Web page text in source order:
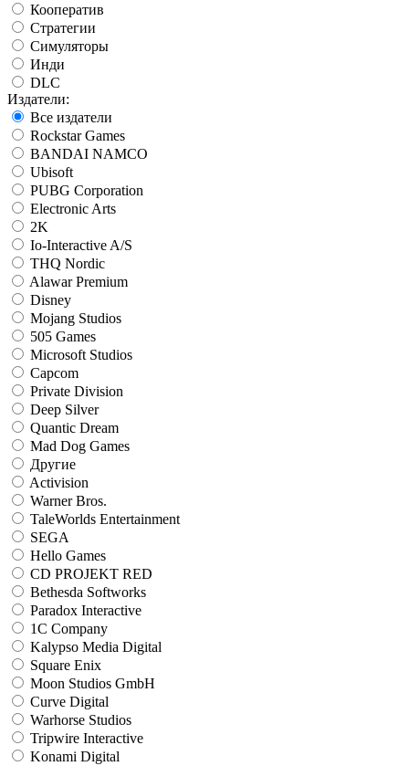
Кооператив
Стратегии
Симуляторы
Инди
DLC
Издатели:
Все издатели
Rockstar Games
BANDAI NAMCO
Ubisoft
PUBG Corporation
Electronic Arts
2K
Io-Interactive A/S
THQ Nordic
Alawar Premium
Disney
Mojang Studios
505 Games
Microsoft Studios
Capcom
Private Division
Deep Silver
Quantic Dream
Mad Dog Games
Другие
Activision
Warner Bros.
TaleWorlds Entertainment
SEGA
Hello Games
CD PROJEKT RED
Bethesda Softworks
Paradox Interactive
1C Company
Kalypso Media Digital
Square Enix
Moon Studios GmbH
Curve Digital
Warhorse Studios
Tripwire Interactive
Konami Digital